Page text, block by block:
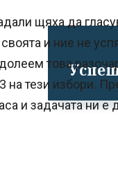
щяха да
и ние не
това
на тези избори.
и задачата ни е